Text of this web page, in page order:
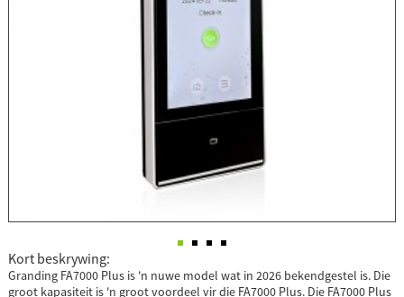
Kort beskrywing:
Granding FA7000 Plus is 'n nuwe model wat in 2026 bekendgestel is. Die
groot kapasiteit is 'n groot voordeel vir die FA7000 Plus. Die FA7000 Plus